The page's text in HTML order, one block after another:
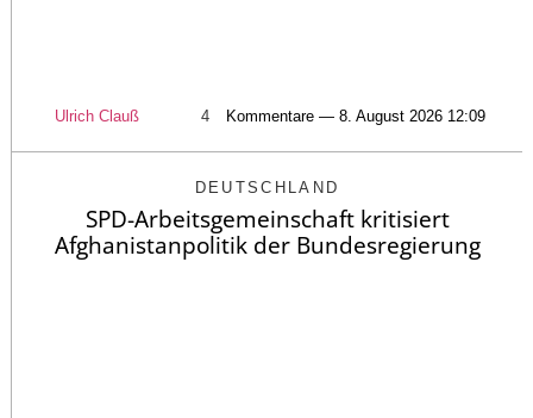
Ulrich Clauß 4 Kommentare — 8. August 2026 12:09
DEUTSCHLAND
SPD-Arbeitsgemeinschaft kritisiert
Afghanistanpolitik der Bundesregierung